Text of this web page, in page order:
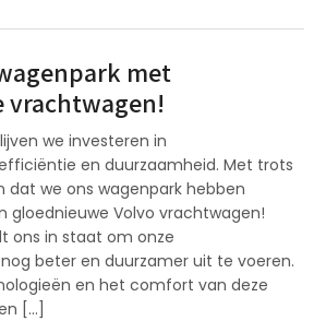
met
vrachtwagen!
we investeren in
en duurzaamheid. Met trots
dat we ons wagenpark hebben
gloednieuwe Volvo vrachtwagen!
ons in staat om onze
beter en duurzamer uit te voeren.
en het comfort van deze
[...]